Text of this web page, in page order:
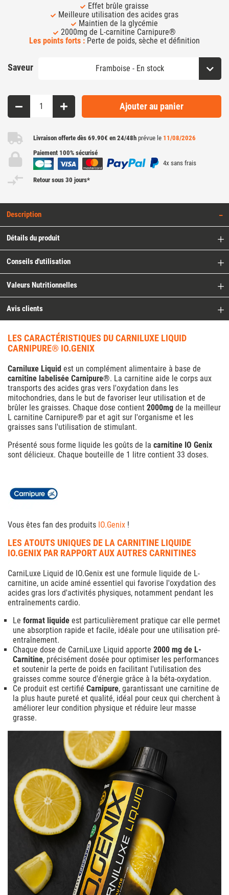
Effet brûle graisse
Meilleure utilisation des acides gras
Maintien de la glycémie
2000mg de L-carnitine Carnipure®
Les points forts : Perte de poids, sèche et définition
Saveur
Ajouter au panier
Livraison offerte dès 69.90€ en 24/48h prévue le 11/08/2026
Paiement 100% sécurisé
4x sans frais
Retour sous 30 jours*
Description
Détails du produit
Conseils d'utilisation
Valeurs Nutritionnelles
Avis clients
LES CARACTÉRISTIQUES DU CARNILUXE LIQUID
CARNIPURE® IO.GENIX
Carniluxe Liquid est un complément alimentaire à base de
carnitine labelisée Carnipure®. La carnitine aide le corps aux
transports des acides gras vers l'oxydation dans les
mitochondries, dans le but de favoriser leur utilisation et de
brûler les graisses. Chaque dose contient 2000mg de la meilleur
L carnitine Carnipure® par et agit sur l'organisme et les
graisses sans l'utilisation de stimulant.
Présenté sous forme liquide les goûts de la carnitine IO Genix
sont délicieux. Chaque bouteille de 1 litre contient 33 doses.
Vous êtes fan des produits IO.Genix !
LES ATOUTS UNIQUES DE LA CARNITINE LIQUIDE
IO.GENIX PAR RAPPORT AUX AUTRES CARNITINES
CarniLuxe Liquid de IO.Genix est une formule liquide de L-
carnitine, un acide aminé essentiel qui favorise l'oxydation des
acides gras lors d'activités physiques, notamment pendant les
entraînements cardio.
Le format liquide est particulièrement pratique car elle permet
une absorption rapide et facile, idéale pour une utilisation pré-
entraînement.
Chaque dose de CarniLuxe Liquid apporte 2000 mg de L-
Carnitine, précisément dosée pour optimiser les performances
et soutenir la perte de poids en facilitant l'utilisation des
graisses comme source d'énergie grâce à la béta-oxydation.
Ce produit est certifié Carnipure, garantissant une carnitine de
la plus haute pureté et qualité, idéal pour ceux qui cherchent à
améliorer leur condition physique et réduire leur masse
grasse.